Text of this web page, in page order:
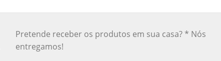
Pretende receber os produtos em sua casa? * Nós
entregamos!